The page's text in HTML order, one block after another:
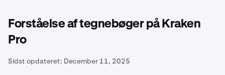
Forståelse af tegnebøger på Kraken
Pro
Sidst opdateret: December 11, 2025